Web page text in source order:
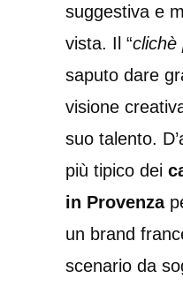
suggestiva e
vista. Il “clichè
saputo dare
visione
suo talento.
più tipico dei
in Provenza
un brand
scenario da